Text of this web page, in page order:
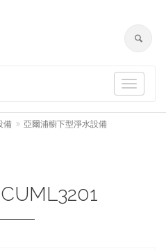
Toggle
備
亞爾浦櫥下型淨水設備